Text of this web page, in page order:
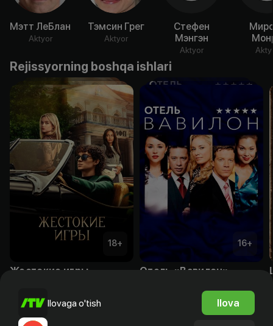
Мэтт ЛеБлан
Aktyor
Тэмсин Грег
Aktyor
Стефен
Мэнгэн
Aktyor
Rejissyorning boshqa ishlari
18+
Жестокие игры
16+
Отель «Вавилон»
Ilovaga o'tish Ilova